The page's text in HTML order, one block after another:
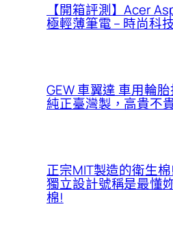
【開箱評測】Acer
極輕薄筆電 – 時尚科
GEW 車翼達 車用輪胎
純正臺灣製，高貴不
正宗MIT製造的衛生
獨立設計號稱是最懂
棉!